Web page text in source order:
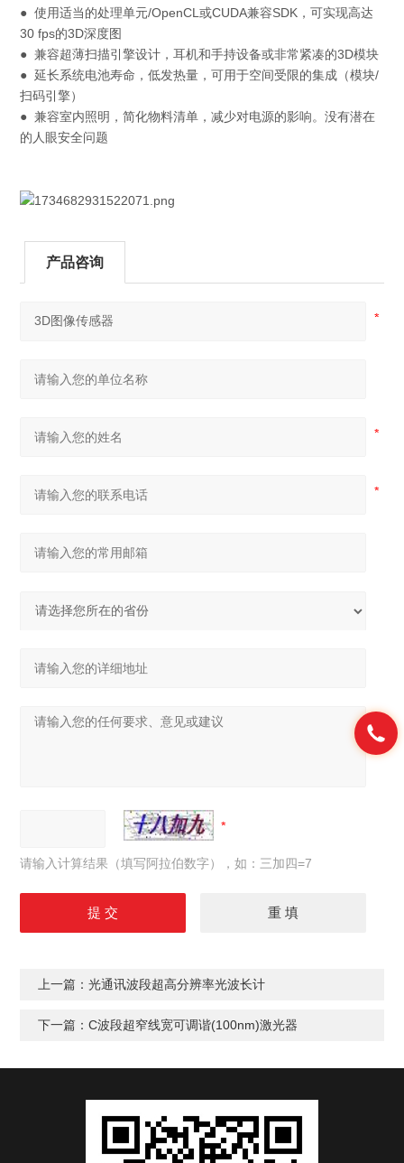
●使用适当的处理单元/OpenCL或CUDA兼容SDK，可实现高达
30 fps的3D深度图
●兼容超薄扫描引擎设计，耳机和手持设备或非常紧凑的3D模块
●延长系统电池寿命，低发热量，可用于空间受限的集成（模块/
扫码引擎）
●兼容室内照明，简化物料清单，减少对电源的影响。没有潜在
的人眼安全问题
产品咨询
请输入计算结果（填写阿拉伯数字），如：三加四=7
上一篇：光通讯波段超高分辨率光波长计
下一篇：C波段超窄线宽可调谐(100nm)激光器